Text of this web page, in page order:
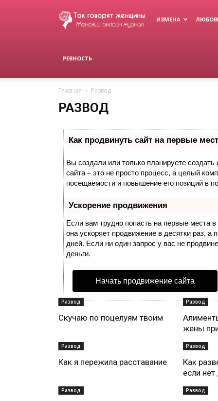
Женский
ИЗМЕНА
РЕВНОСТЬ
Главная Развод
РАЗВОД
Как продвинуть сайт на первые
Вы создали или только планируете создать
сайта – это не просто процесс, а целый
посещаемости и повышение его позиций в
Ускорение продвижения
Если вам трудно попасть на первые места
она ускоряет продвижение в десятки раз,
дней. Если ни один запрос у вас не
деньги.
Начать продвижение сайта
Развод
Скучаю по поцелуям твоим
Развод
жены
Развод
Как я пережила расставание
Развод
Как
если нет
Развод Развод